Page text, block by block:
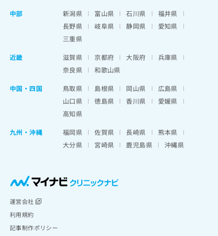
中部
新潟県 富山県 石川県
福井県
長野県
岐阜県 静岡県
愛知県
三重県
近畿
滋賀県 京都府 大阪府
兵庫県
奈良県
和歌山県
中国・四国
鳥取県 島根県 岡山県
広島県
山口県
徳島県 香川県
愛媛県
高知県
九州・沖縄
福岡県 佐賀県 長崎県
熊本県
大分県
宮崎県 鹿児島県 沖縄県
運営会社
利用規約
記事制作ポリシー